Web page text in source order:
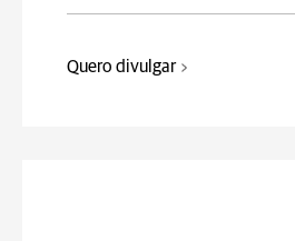
Quero divulgar